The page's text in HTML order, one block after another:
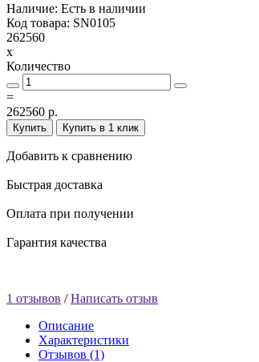
Наличие: Есть в наличии
Код товара: SN0105
262560
x
Количество
=
262560 р.
Купить Купить в 1 клик
Добавить к сравнению
Быстрая доставка
Оплата при получении
Гарантия качества
1 отзывов /Написать отзыв
Описание
Характеристики
Отзывов (1)